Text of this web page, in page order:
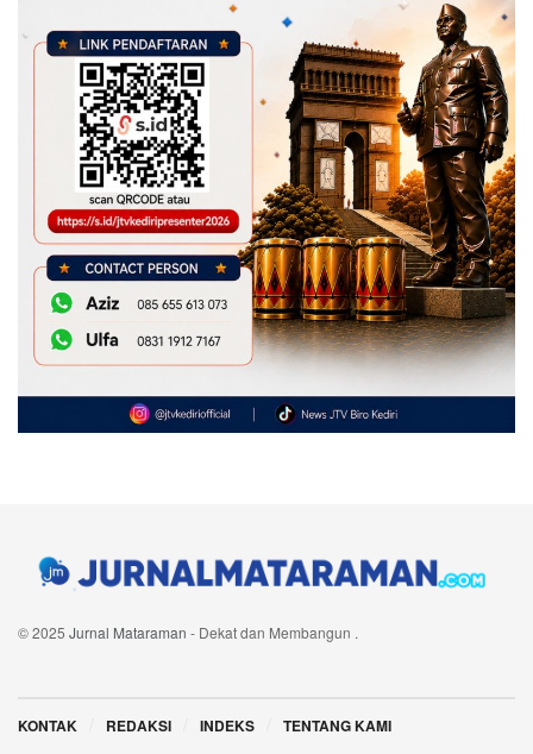
© 2025 Jurnal Mataraman - Dekat dan Membangun .
KONTAK REDAKSI INDEKS TENTANG KAMI